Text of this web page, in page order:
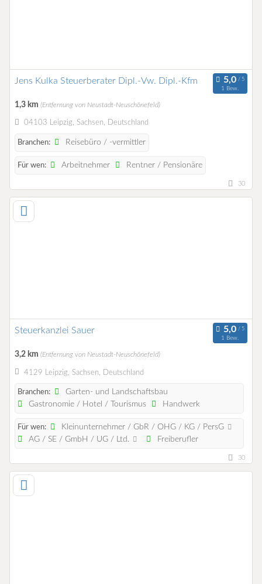
Jens Kulka Steuerberater Dipl.-Vw. Dipl.-Kfm
1 Bew.
1,3 km (Entfernung von Neustadt-Neuschönefeld)
04103 Leipzig, Sachsen, Deutschland
Branchen: Reisebüro / -vermittler
Für wen: Arbeitnehmer Rentner / Pensionäre
30
Steuerkanzlei Sauer
1 Bew.
3,2 km (Entfernung von Neustadt-Neuschönefeld)
4129 Leipzig, Sachsen, Deutschland
Branchen:
Garten- und Landschaftsbau
Gastronomie / Hotel / Tourismus
Handwerk
Für wen:
Kleinunternehmer / GbR / OHG / KG / PersG
AG / SE / GmbH / UG / Ltd.
Freiberufler
30